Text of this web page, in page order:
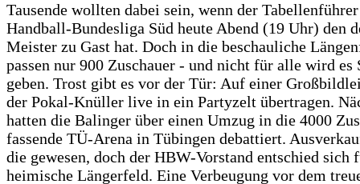
Tausende wollten dabei sein, wenn der
Handball-Bundesliga Süd heute Abend (19 Uhr) den
Meister zu Gast hat. Doch in die beschauliche
passen nur 900 Zuschauer - und nicht für alle wird es
geben. Trost gibt es vor der Tür: Auf einer
der Pokal-Knüller live in ein Partyzelt übertragen.
hatten die Balinger über einen Umzug in die 4000
fassende TÜ-Arena in Tübingen debattiert.
die gewesen, doch der HBW-Vorstand entschied sich
heimische Längerfeld. Eine Verbeugung vor dem